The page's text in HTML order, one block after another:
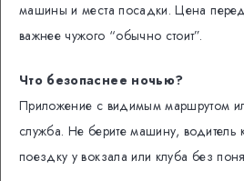
машины и места посадки. Цена
важнее чужого “обычно стоит”.
Что безопаснее ночью?
Приложение с видимым маршрутом
служба. Не берите машину, водитель
поездку у вокзала или клуба без